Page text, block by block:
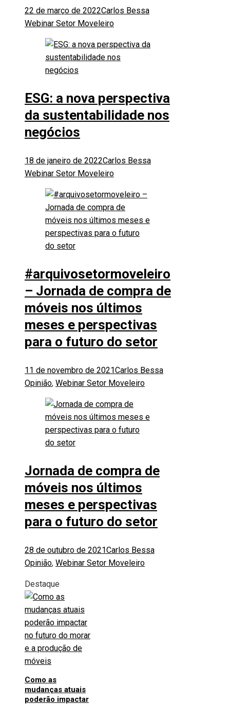
22 de março de 2022Carlos Bessa
Webinar Setor Moveleiro
ESG: a nova perspectiva
da sustentabilidade nos
negócios
18 de janeiro de 2022Carlos Bessa
Webinar Setor Moveleiro
#arquivosetormoveleiro
– Jornada de compra de
móveis nos últimos
meses e perspectivas
para o futuro do setor
11 de novembro de 2021Carlos Bessa
Opinião, Webinar Setor Moveleiro
Jornada de compra de
móveis nos últimos
meses e perspectivas
para o futuro do setor
28 de outubro de 2021Carlos Bessa
Opinião, Webinar Setor Moveleiro
Destaque
Como as
mudanças atuais
poderão impactar